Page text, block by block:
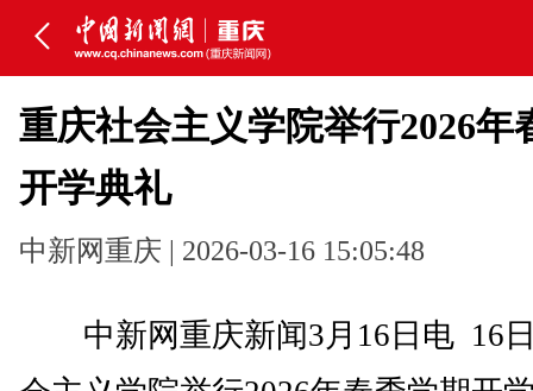
重庆社会主义学院举行2026年
开学典礼
中新网重庆 | 2026-03-16 15:05:48
中新网重庆新闻3月16日电 16